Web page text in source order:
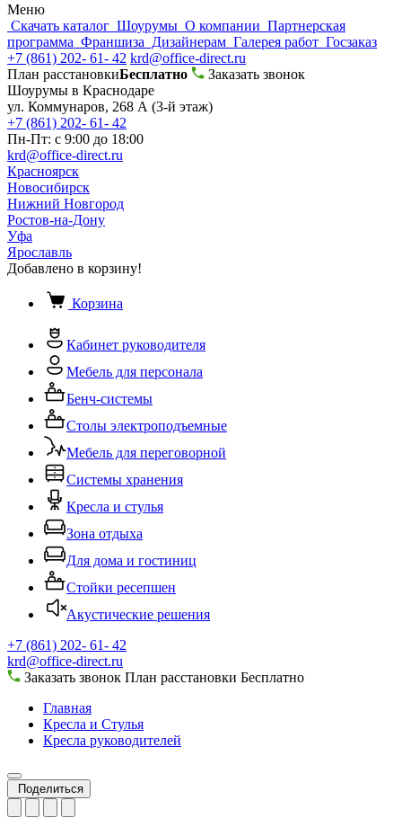
Меню
Скачать каталог Шоурумы О компании Партнерская
программа Франшиза Дизайнерам Галерея работ Госзаказ
+7 (861) 202- 61- 42 krd@office-direct.ru
План расстановкиБесплатно
Заказать звонок
Шоурумы в Краснодаре
ул. Коммунаров, 268 А (3-й этаж)
+7 (861) 202- 61- 42
Пн-Пт: с 9:00 до 18:00
krd@office-direct.ru
Красноярск
Новосибирск
Нижний Новгород
Ростов-на-Дону
Уфа
Ярославль
Добавлено в корзину!
Корзина
Кабинет руководителя
Мебель для персонала
Бенч-системы
Столы электроподъемные
Мебель для переговорной
Системы хранения
Кресла и стулья
Зона отдыха
Для дома и гостиниц
Стойки ресепшен
Акустические решения
+7 (861) 202- 61- 42
krd@office-direct.ru
Заказать звонок План расстановки Бесплатно
Главная
Кресла и Стулья
Кресла руководителей
Поделиться